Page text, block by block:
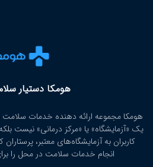
هومکا دستیار
هومکا مجموعه ارائه‌ دهنده خدمات
یک «آزمایشگاه» یا «مرکز درمانی» نیست
کاربران به آزمایشگاه‌های معتبر،
انجام خدمات سلامت در محل را